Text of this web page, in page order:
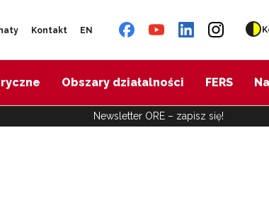
Kontakt EN
Obszary działalności FERS
Newsletter ORE – zapisz się!